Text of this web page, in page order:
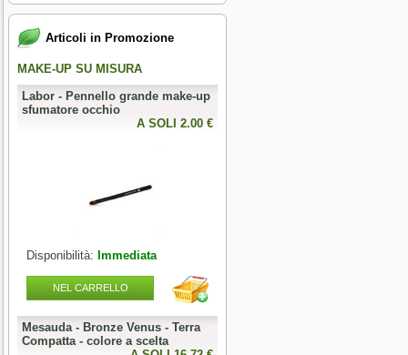
Articoli in Promozione
MAKE-UP SU MISURA
Labor - Pennello grande make-up
sfumatore occhio
A SOLI 2.00 €
Disponibilità: Immediata
NEL CARRELLO
Mesauda - Bronze Venus - Terra
Compatta - colore a scelta